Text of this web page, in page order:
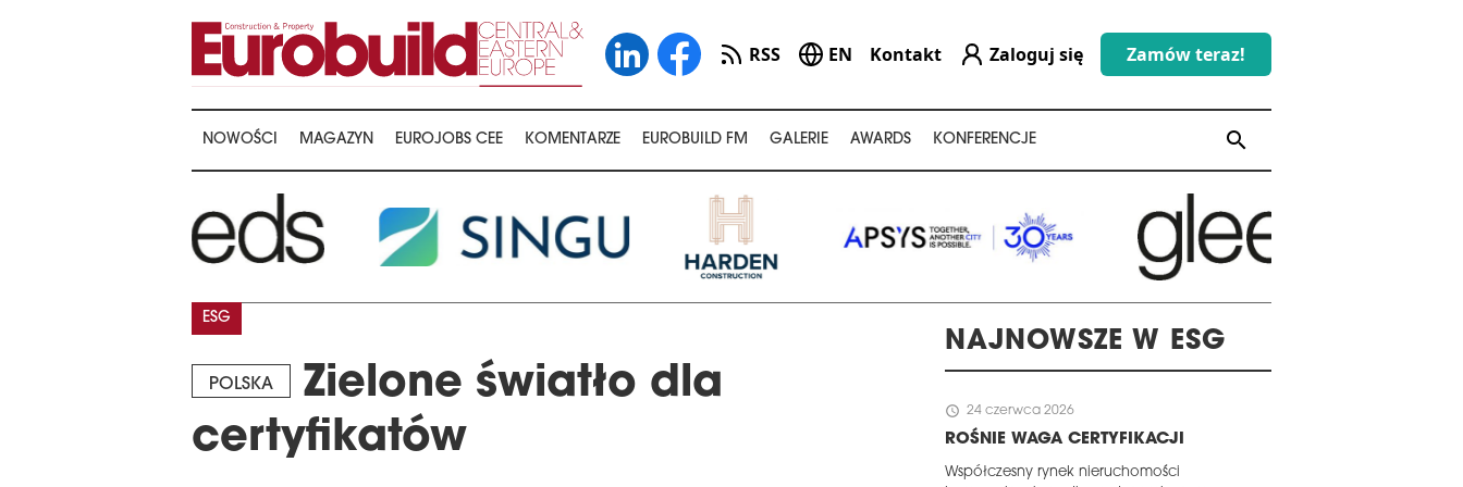
RSS EN Kontakt Zaloguj się Zamów teraz!
NOWOŚCI MAGAZYN EUROJOBS CEE KOMENTARZE EUROBUILD FM GALERIE AWARDS KONFERENCJE search
POLSKA
Zielone światło dla
certyfikatów
ESG
NAJNOWSZE W ESG
schedule 24 czerwca 2026
ROŚNIE WAGA CERTYFIKACJI
Współczesny rynek nieruchomości